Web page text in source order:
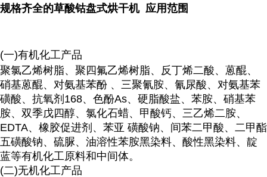
规格齐全的草酸钴盘式烘干机 应用范围
(一)有机化工产品
聚氯乙烯树脂、聚四氟乙烯树脂、反丁烯二酸、蒽醌、
硝基蒽醌、对氨基苯酚 、三聚氰胺、氰尿酸、对氨基苯
磺酸、抗氧剂168、色酚As、硬脂酸盐、苯胺、硝基苯
胺、双季戊四醇、氯化石蜡、甲酸钙、三乙烯二胺、
EDTA、橡胶促进剂、苯亚 磺酸钠、间苯二甲酸、二甲酯
五磺酸钠、硫脲、油溶性苯胺黑染料、酸性黑染料、靛
蓝等有机化工原料和中间体。
(二)无机化工产品